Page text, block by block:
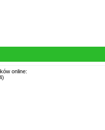
online: